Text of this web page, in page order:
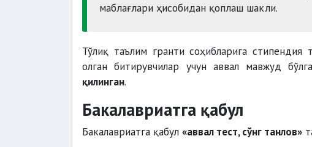
маблағлари ҳисобидан қоплаш шакли.
Тўлиқ таълим гранти соҳибларига
олган битирувчилар учун аввал мавжуд
қилинган.
Бакалавриатга қабул
Бакалавриатга қабул «аввал тест, сўнг танлов»